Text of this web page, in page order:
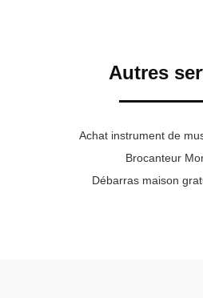
Autres
Achat instrument de
Brocanteur
Débarras maison